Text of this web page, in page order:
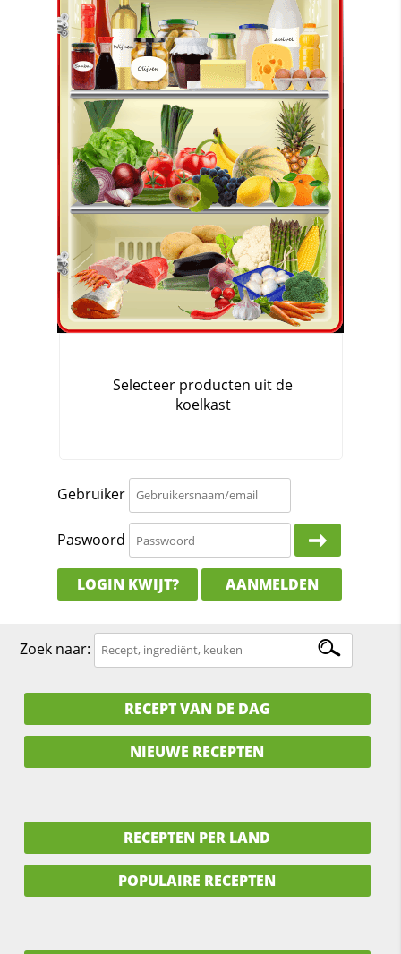
Gebruiker
Paswoord
LOGIN KWIJT? AANMELDEN
Zoek naar:
RECEPT VAN DE DAG
NIEUWE RECEPTEN
RECEPTEN PER LAND
POPULAIRE RECEPTEN